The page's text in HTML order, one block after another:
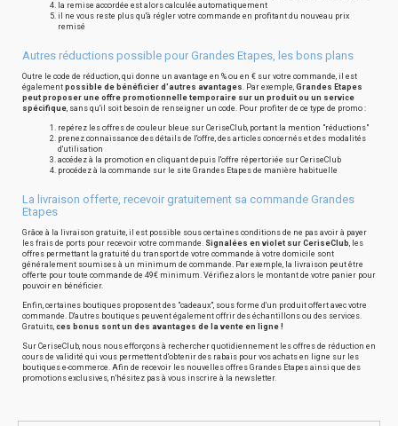
la remise accordée est alors calculée automatiquement
il ne vous reste plus qu'à régler votre commande en profitant du nouveau prix
remisé
Autres réductions possible pour Grandes Etapes, les bons plans
Outre le code de réduction, qui donne un avantage en % ou en € sur votre commande, il est
également possible de bénéficier d'autres avantages. Par exemple, Grandes Etapes
peut proposer une offre promotionnelle temporaire sur un produit ou un service
spécifique, sans qu'il soit besoin de renseigner un code. Pour profiter de ce type de promo :
repérez les offres de couleur bleue sur CeriseClub, portant la mention "réductions"
prenez connaissance des détails de l'offre, des articles concernés et des modalités
d'utilisation
accédez à la promotion en cliquant depuis l'offre répertoriée sur CeriseClub
procédez à la commande sur le site Grandes Etapes de manière habituelle
La livraison offerte, recevoir gratuitement sa commande Grandes
Etapes
Grâce à la livraison gratuite, il est possible sous certaines conditions de ne pas avoir à payer
les frais de ports pour recevoir votre commande. Signalées en violet sur CeriseClub, les
offres permettant la gratuité du transport de votre commande à votre domicile sont
généralement soumises à un minimum de commande. Par exemple, la livraison peut être
offerte pour toute commande de 49€ minimum. Vérifiez alors le montant de votre panier pour
pouvoir en bénéficier.
Enfin, certaines boutiques proposent des "cadeaux", sous forme d'un produit offert avec votre
commande. D'autres boutiques peuvent également offrir des échantillons ou des services.
Gratuits, ces bonus sont un des avantages de la vente en ligne !
Sur CeriseClub, nous nous efforçons à rechercher quotidiennement les offres de réduction en
cours de validité qui vous permettent d'obtenir des rabais pour vos achats en ligne sur les
boutiques e-commerce. Afin de recevoir les nouvelles offres Grandes Etapes ainsi que des
promotions exclusives, n'hésitez pas à vous inscrire à la newsletter.